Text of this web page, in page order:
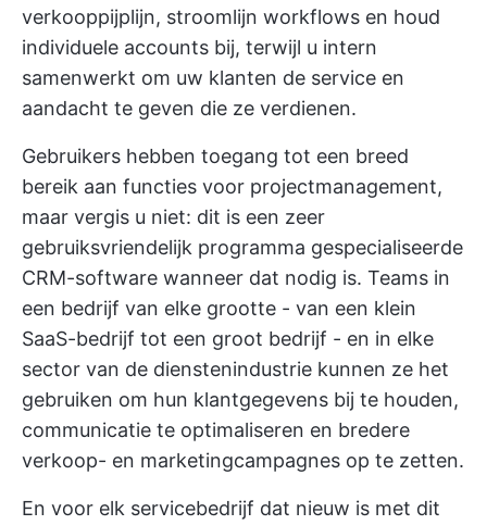
verkooppijplijn, stroomlijn workflows en houd
individuele accounts bij, terwijl u intern
samenwerkt om uw klanten de service en
aandacht te geven die ze verdienen.
Gebruikers hebben toegang tot een breed
bereik aan functies voor projectmanagement,
maar vergis u niet: dit is een zeer
gebruiksvriendelijk programma gespecialiseerde
CRM-software wanneer dat nodig is. Teams in
een bedrijf van elke grootte - van een klein
SaaS-bedrijf tot een groot bedrijf - en in elke
sector van de dienstenindustrie kunnen ze het
gebruiken om hun klantgegevens bij te houden,
communicatie te optimaliseren en bredere
verkoop- en marketingcampagnes op te zetten.
En voor elk servicebedrijf dat nieuw is met dit